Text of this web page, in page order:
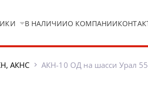
В НАЛИЧИИО КОМПАНИИ
АКНС АКН-10 ОД на шасси Урал